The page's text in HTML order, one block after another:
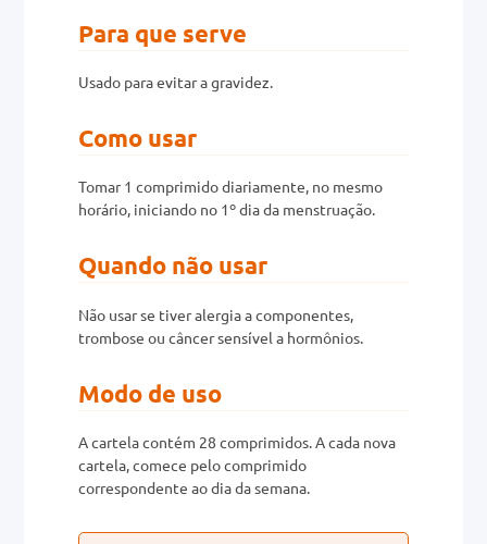
Para que serve
Usado para evitar a gravidez.
Como usar
Tomar 1 comprimido diariamente, no mesmo
horário, iniciando no 1º dia da menstruação.
Quando não usar
Não usar se tiver alergia a componentes,
trombose ou câncer sensível a hormônios.
Modo de uso
A cartela contém 28 comprimidos. A cada nova
cartela, comece pelo comprimido
correspondente ao dia da semana.